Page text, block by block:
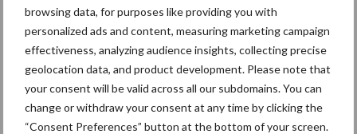
browsing data, for purposes like providing you with
personalized ads and content, measuring marketing campaign
effectiveness, analyzing audience insights, collecting precise
geolocation data, and product development. Please note that
your consent will be valid across all our subdomains. You can
change or withdraw your consent at any time by clicking the
“Consent Preferences” button at the bottom of your screen.
Diergezondheid Bemesting Fokkerij
Beregening Bijproducten